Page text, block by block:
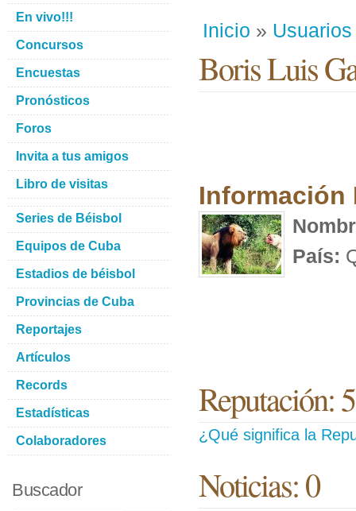
Inicio » Usuarios
Boris Luis
Información
País:
Reputación:
¿Qué significa la
Noticias: 0
En vivo!!!
Concursos
Encuestas
Pronósticos
Foros
Invita a tus amigos
Libro de visitas
Series de Béisbol
Equipos de Cuba
Estadios de béisbol
Provincias de Cuba
Reportajes
Artículos
Records
Estadísticas
Colaboradores
Buscador